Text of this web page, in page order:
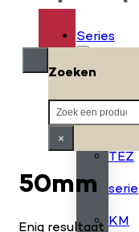
Series
serie
TEZ
serie
KM
Zoeken
Zoeken
×
50mm
Enig resultaat